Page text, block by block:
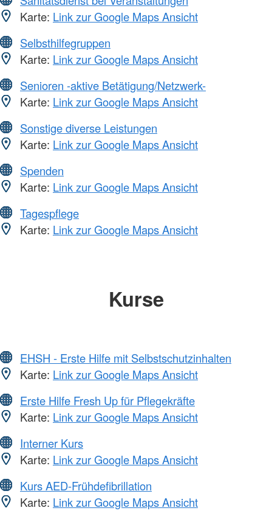
Karte: Link zur Google Maps Ansicht
Selbsthilfegruppen
Karte: Link zur Google Maps Ansicht
Senioren -aktive Betätigung/Netzwerk-
Karte: Link zur Google Maps Ansicht
Sonstige diverse Leistungen
Karte: Link zur Google Maps Ansicht
Spenden
Karte: Link zur Google Maps Ansicht
Tagespflege
Karte: Link zur Google Maps Ansicht
Kurse
EHSH - Erste Hilfe mit Selbstschutzinhalten
Karte: Link zur Google Maps Ansicht
Erste Hilfe Fresh Up für Pflegekräfte
Karte: Link zur Google Maps Ansicht
Interner Kurs
Karte: Link zur Google Maps Ansicht
Kurs AED-Frühdefibrillation
Karte: Link zur Google Maps Ansicht